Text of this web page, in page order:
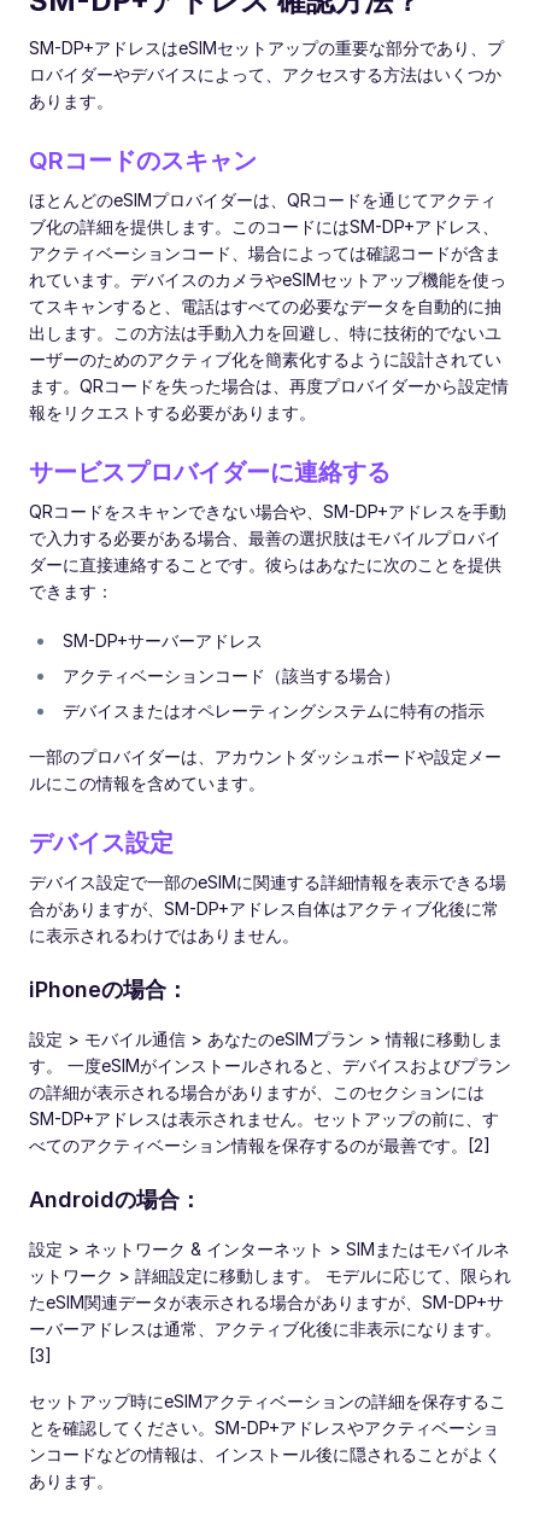
SM-DP+アドレスはeSIMセットアップの重要な部分であり、プ
ロバイダーやデバイスによって、アクセスする方法はいくつか
あります。
QRコードのスキャン
ほとんどのeSIMプロバイダーは、QRコードを通じてアクティ
ブ化の詳細を提供します。このコードにはSM-DP+アドレス、
アクティベーションコード、場合によっては確認コードが含ま
れています。デバイスのカメラやeSIMセットアップ機能を使っ
てスキャンすると、電話はすべての必要なデータを自動的に抽
出します。この方法は手動入力を回避し、特に技術的でないユ
ーザーのためのアクティブ化を簡素化するように設計されてい
ます。QRコードを失った場合は、再度プロバイダーから設定情
報をリクエストする必要があります。
サービスプロバイダーに連絡する
QRコードをスキャンできない場合や、SM-DP+アドレスを手動
で入力する必要がある場合、最善の選択肢はモバイルプロバイ
ダーに直接連絡することです。彼らはあなたに次のことを提供
できます：
SM-DP+サーバーアドレス
アクティベーションコード（該当する場合）
デバイスまたはオペレーティングシステムに特有の指示
一部のプロバイダーは、アカウントダッシュボードや設定メー
ルにこの情報を含めています。
デバイス設定
デバイス設定で一部のeSIMに関連する詳細情報を表示できる場
合がありますが、SM-DP+アドレス自体はアクティブ化後に常
に表示されるわけではありません。
iPhoneの場合：
設定 > モバイル通信 > あなたのeSIMプラン > 情報に移動しま
す。 一度eSIMがインストールされると、デバイスおよびプラン
の詳細が表示される場合がありますが、このセクションには
SM-DP+アドレスは表示されません。セットアップの前に、す
べてのアクティベーション情報を保存するのが最善です。[2]
Androidの場合：
設定 > ネットワーク & インターネット > SIMまたはモバイルネ
ットワーク > 詳細設定に移動します。 モデルに応じて、限られ
たeSIM関連データが表示される場合がありますが、SM-DP+サ
ーバーアドレスは通常、アクティブ化後に非表示になります。
[3]
セットアップ時にeSIMアクティベーションの詳細を保存するこ
とを確認してください。SM-DP+アドレスやアクティベーショ
ンコードなどの情報は、インストール後に隠されることがよく
あります。